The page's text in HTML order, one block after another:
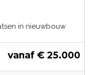
in nieuwbouw
vanaf € 25.000